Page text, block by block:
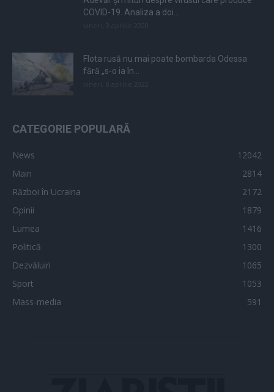
COVID-19. Analiza a doi...
Flota rusă nu mai poate bombarda Odessa
fără „s-o ia în...
CATEGORIE POPULARĂ
News
12042
Main
2814
Război în Ucraina
2172
Opinii
1879
Lumea
1416
Politică
1300
Dezvăluiri
1065
Sport
1053
Mass-media
591